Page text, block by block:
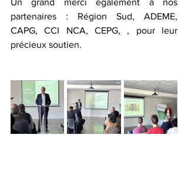
Un grand merci également à nos
partenaires : Région Sud, ADEME,
CAPG, CCI NCA, CEPG, , pour leur
précieux soutien.